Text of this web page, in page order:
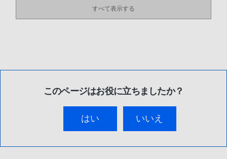
すべて表示する
このページはお役に立ちましたか？
はい いいえ